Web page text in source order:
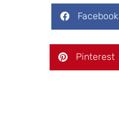
Facebook
Pinterest